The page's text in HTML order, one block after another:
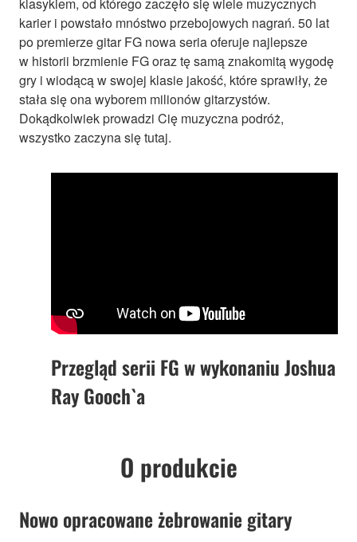
karier i powstało mnóstwo przebojowych nagrań. 50 lat
po premierze gitar FG nowa seria oferuje najlepsze
w historii brzmienie FG oraz tę samą znakomitą wygodę
gry i wiodącą w swojej klasie jakość, które sprawiły, że
stała się ona wyborem milionów gitarzystów.
Dokądkolwiek prowadzi Cię muzyczna podróż,
wszystko zaczyna się tutaj.
Przegląd serii FG w wykonaniu Joshua
Ray Gooch`a
O produkcie
Nowo opracowane żebrowanie gitary